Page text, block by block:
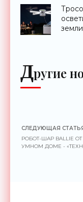
Другие
СЛЕДУЮЩАЯ
РОБОТ-ШАР BALLIE
УМНОМ ДОМЕ -